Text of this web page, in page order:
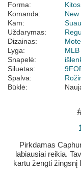
Forma:
Komanda:
New
Kam:
Uždarymas:
Dizainas:
Lyga:
MLB
Snapelė:
Siluetas:
Spalva:
Būklė:
Pirkdamas
labiausiai reikia.
kartu žengti žingsnį